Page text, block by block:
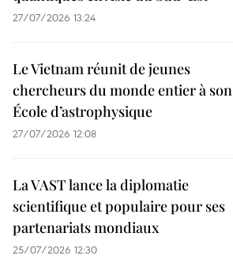
27/07/2026 13:24
Le Vietnam réunit de jeunes
chercheurs du monde entier à son
École d’astrophysique
27/07/2026 12:08
La VAST lance la diplomatie
scientifique et populaire pour ses
partenariats mondiaux
25/07/2026 12:30